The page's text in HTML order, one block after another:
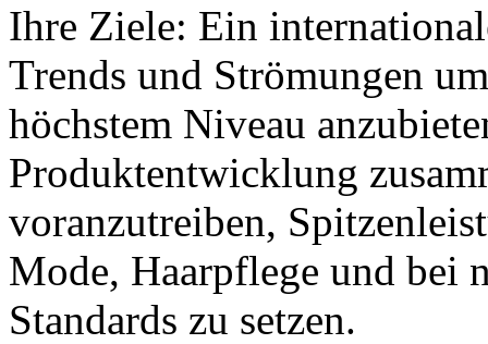
Ihre Ziele: Ein
Trends und Strömungen
höchstem Niveau
Produktentwicklung
voranzutreiben,
Mode, Haarpflege und bei
Standards zu setzen.